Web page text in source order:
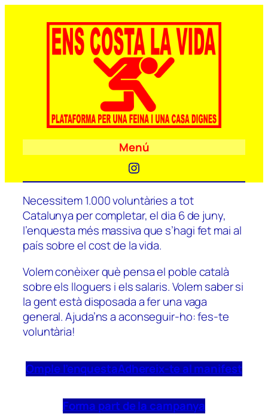
Menú
Instagram
Necessitem 1.000 voluntàries a tot
Catalunya per completar, el dia 6 de juny,
l’enquesta més massiva que s’hagi fet mai al
país sobre el cost de la vida.
Volem conèixer què pensa el poble català
sobre els lloguers i els salaris. Volem saber si
la gent està disposada a fer una vaga
general. Ajuda’ns a aconseguir-ho: fes-te
voluntària!
Omple l’enquestaAdhereix-te al manifest
Forma part de la campanya